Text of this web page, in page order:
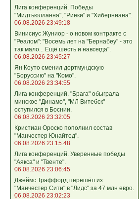
Лига кoнференций. Победы
"Мидтьюлланна", "Риеки" и "Хиберниана".
06.08.2026 23:49:18
Винисиус Жуниор - о новом контракте с
"Реалом": "Восемь лет на "Бернабеу" - это
так мало... Ещё шесть и навсегда".
06.08.2026 23:45:27
Ян Коуто сменил дортмундскую
"Боруссию" на "Комо".
06.08.2026 23:34:55
Лига кoнференций. "Брага" обыграла
минское "Динамо", "МЛ Витебск"
оступился в Боснии.
06.08.2026 23:32:05
Кристиан Ороско пополнил состав
"Манчестер Юнайтед".
06.08.2026 23:15:48
Лига кoнференций. Уверенные победы
"Аякса" и "Твенте".
06.08.2026 23:06:45
Джеймс Траффорд перешёл из
"Манчестер Сити" в "Лидс" за 47 млн евро.
06.08.2026 23:02:23